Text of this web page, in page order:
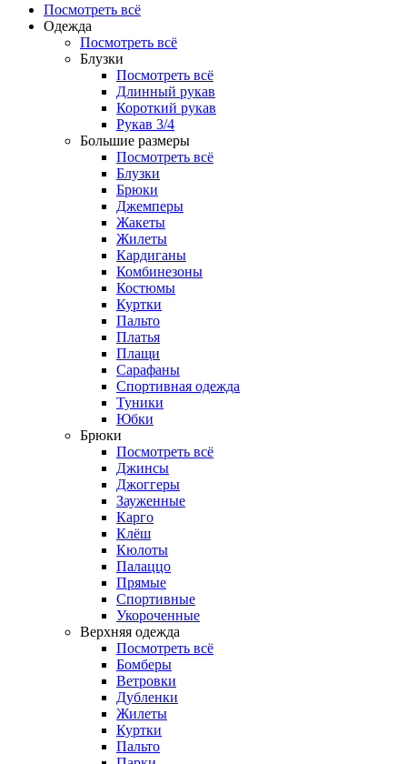
Посмотреть всё
Одежда
Посмотреть всё
Блузки
Посмотреть всё
Длинный рукав
Короткий рукав
Рукав 3/4
Большие размеры
Посмотреть всё
Блузки
Брюки
Джемперы
Жакеты
Жилеты
Кардиганы
Комбинезоны
Костюмы
Куртки
Пальто
Платья
Плащи
Сарафаны
Спортивная одежда
Туники
Юбки
Брюки
Посмотреть всё
Джинсы
Джоггеры
Зауженные
Карго
Клёш
Кюлоты
Палаццо
Прямые
Спортивные
Укороченные
Верхняя одежда
Посмотреть всё
Бомберы
Ветровки
Дубленки
Жилеты
Куртки
Пальто